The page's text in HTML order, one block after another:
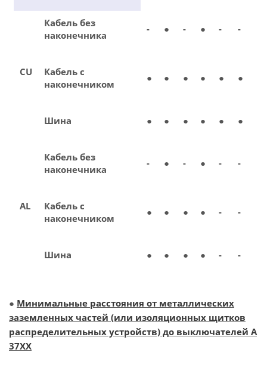
CU
Кабель без
наконечника
- ● - ● - -
Кабель с
наконечником
● ● ● ● ● ●
Шина ● ● ● ● ● ●
AL
Кабель без
наконечника
- ● - ● - -
Кабель с
наконечником
● ● ● ● - -
Шина ● ● ● ● - -
● Минимальные расстояния от металлических
заземленных частей (или изоляционных щитков
распределительных устройств) до выключателей А
37ХХ